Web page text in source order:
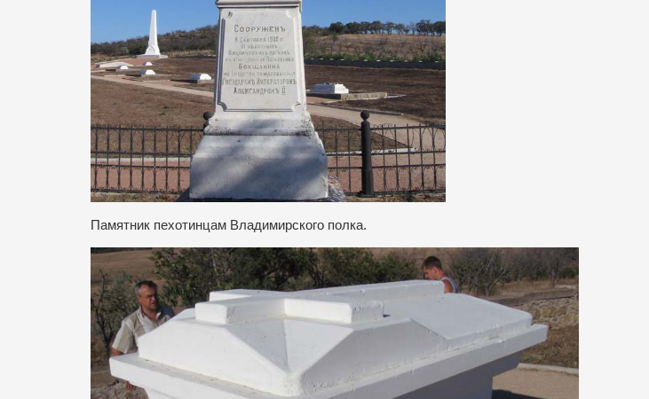
Памятник пехотинцам Владимирского полка.